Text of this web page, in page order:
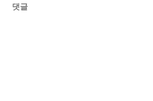
댓글